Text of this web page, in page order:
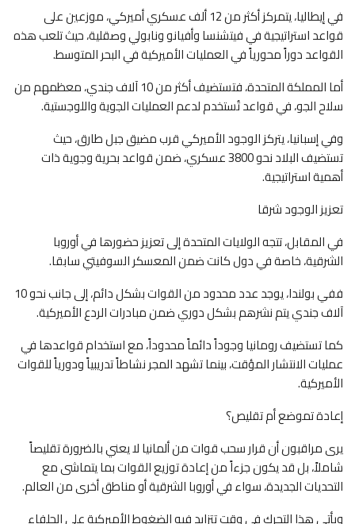
في إيطاليا، يتمركز أكثر من 12 ألف عسكري أميركي، موزعين على
قواعد استراتيجية في فيتشنسا وأفيانو ونابولي وصقلية، حيث تلعب هذه
القواعد دوراً محورياً في العمليات الأميركية في البحر المتوسط.
أما المملكة المتحدة، فتستضيف أكثر من 10 آلاف جندي، معظمهم من
سلاح الجو، في قواعد تُستخدم لدعم العمليات الجوية واللوجستية.
وفي إسبانيا، يتركز الوجود الأميركي قرب مضيق جبل طارق، حيث
تستضيف البلاد نحو 3800 عسكري، ضمن قواعد بحرية وجوية ذات
أهمية استراتيجية.
تعزيز الوجود شرقا
في المقابل، تتجه الولايات المتحدة إلى تعزيز حضورها في أوروبا
الشرقية، خاصة في دول كانت ضمن المعسكر السوفيتي سابقا.
ففي بولندا، يوجد عدد محدود من القوات بشكل دائم، إلى جانب نحو 10
آلاف جندي يتم نشرهم بشكل دوري ضمن مبادرات الردع الأميركية.
كما تستضيف رومانيا وجوداً دائماً محدوداً، مع استخدام قواعدها في
عمليات الانتشار المؤقت، بينما تشهد المجر نشاطاً تدريبياً ودورياً للقوات
الأميركية.
إعادة تموضع أم تقليص؟
يرى مراقبون أن قرار سحب قوات من ألمانيا لا يعني بالضرورة تقليصاً
شاملاً، بل قد يكون جزءاً من إعادة توزيع القوات بما يتماشى مع
التحديات الجديدة، سواء في أوروبا الشرقية أو مناطق أخرى من العالم.
ويأتي هذا التحرك في وقت تتزايد فيه الضغوط الأميركية على الحلفاء